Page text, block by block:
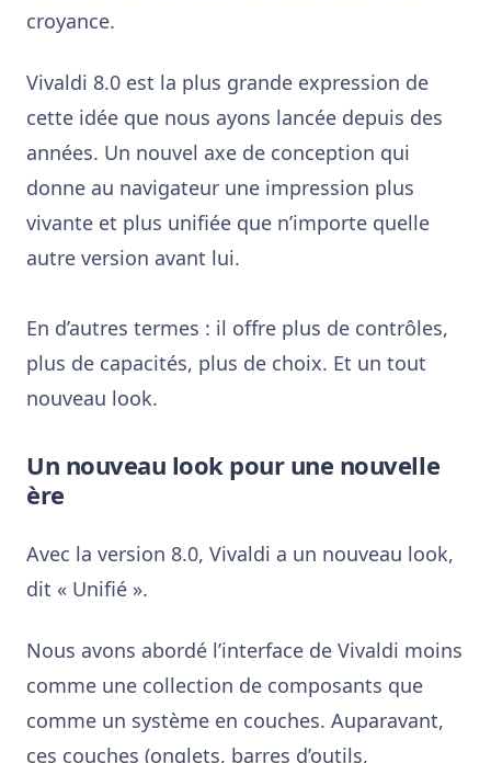
croyance.
Vivaldi 8.0 est la plus grande expression de
cette idée que nous ayons lancée depuis des
années. Un nouvel axe de conception qui
donne au navigateur une impression plus
vivante et plus unifiée que n’importe quelle
autre version avant lui.
En d’autres termes : il offre plus de contrôles,
plus de capacités, plus de choix. Et un tout
nouveau look.
Un nouveau look pour une nouvelle
ère
Avec la version 8.0, Vivaldi a un nouveau look,
dit « Unifié ».
Nous avons abordé l’interface de Vivaldi moins
comme une collection de composants que
comme un système en couches. Auparavant,
ces couches (onglets, barres d’outils,